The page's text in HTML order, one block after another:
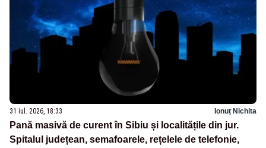
31 iul. 2026, 18:33 Ionuț Nichita
Pană masivă de curent în Sibiu și localitățile din jur.
Spitalul județean, semafoarele, rețelele de telefonie,